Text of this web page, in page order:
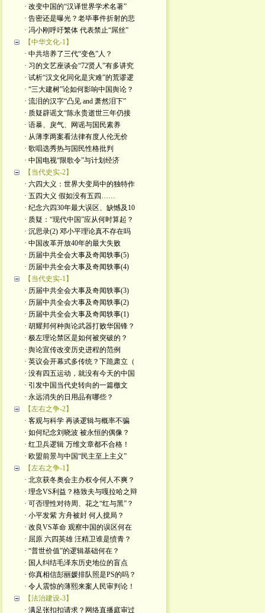
· 改变中国的“汉译世界学术名著”
· 告密还是曝光？老毕事件折射的悲
· 冯小刚呼吁繁体 代表禁止“屌丝”
【中华文化-1】
· 中共培养了三代“变色”人？
· 习的文艺座谈会“72贤人”有多讲究
· 试析“汉文化同化是灾难”的荒谬逻
· “三大建树”论如何影响中国舆论？
· 流泪的汉字“凸见 and 萧然泪下”
· 质疑辟谣文“陈永贵逝世三年仍接
· 语暴、戾气、网谣与国民素养
· 从薄李两案看法律有度人伦无价
· 歌唱选秀热与国民性格批判
· 中国电视“限歌令”与计划经济
【当代史实-2】
· 六四大义：世界大变局中的独特作
· 五四大义 假如没有五四……
· 纪念六四30年最大误区、缺憾及10
· 质疑：“现代中国”应从何时算起？
· 沉思录(2) 邓小平理论真不存在吗
· 中国改革开放40年的最大失败
· 历届中共全会大事及奇闻轶事(5)
· 历届中共全会大事及奇闻轶事(4)
【当代史实-1】
· 历届中共全会大事及奇闻轶事(3)
· 历届中共全会大事及奇闻轶事(2)
· 历届中共全会大事及奇闻轶事(1)
· 胡耀邦何种舆论武器打败华国锋？
· 极左理论禁区是如何被突破的？
· 舆论宣传改变历史进程的范例
· 英议会开幕式多传统？下跪肃立（
· 没有四五运动，就没有今天的中国
· 引发中国当代史转向的一篇檄文
· 永远消失的日用品有哪些？
【左右之争-2】
· 客观与科学 再谈逻辑与概率不骗
· 如何纪念刘晓波 被永恒的偶像？
· 红卫兵逻辑 万维文章都不合格！
· 欧盟前景与中国“民主至上主义”
【左右之争-1】
· 北京获冬奥会主办权令何人不爽？
· 理念VS利益？格致夫与嘎拉哈之辩
· 可否理性对待周、花之“红与黑”？
· 小平发紫 方舟被封 何人搅局？
· 改良VS革命 观察中国的误区何在
· 屈原 六四英雄 汪精卫谁是愤青？
· “普世价值”的逻辑基础何在？
· 国人纠结毛泽东历史地位的盲点
· 你真相信彭丽媛排队照是PS的吗？
· 令人震惊的薄熙来案人民审判论！
【法治建设-3】
· 满足张扣扣请求？网络直播庭审过